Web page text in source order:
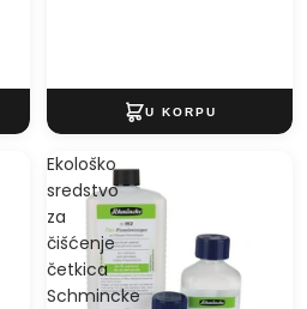
Ekološko
sredstvo
za
čišćenje
četkica
Schmincke